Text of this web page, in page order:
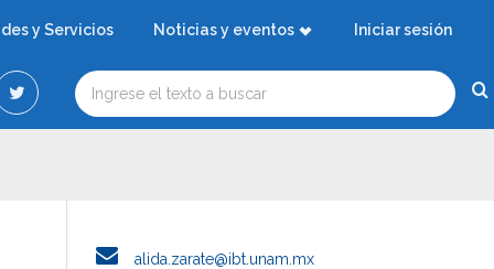
y Servicios Noticias y eventos Iniciar sesión
alida.zarate@ibt.unam.mx